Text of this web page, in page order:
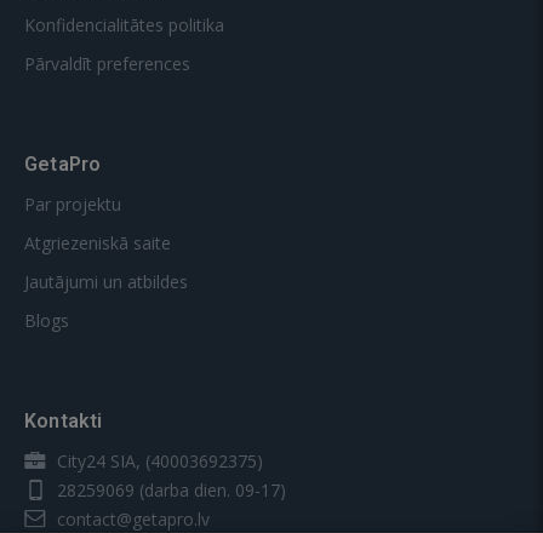
Konfidencialitātes politika
Pārvaldīt preferences
GetaPro
Par projektu
Atgriezeniskā saite
Jautājumi un atbildes
Blogs
Kontakti
City24 SIA, (40003692375)
28259069 (darba dien. 09-17)
contact@getapro.lv